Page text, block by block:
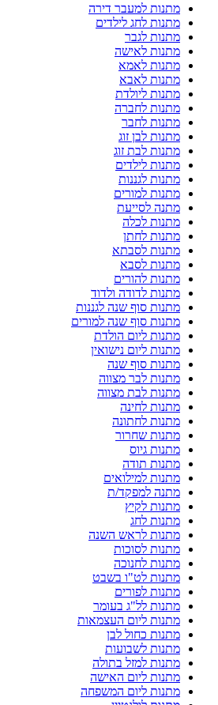
מתנות למעבר דירה
מתנות לחג לילדים
מתנות לגבר
מתנות לאישה
מתנות לאמא
מתנות לאבא
מתנות ליולדת
מתנות לחברה
מתנות לחבר
מתנות לבן זוג
מתנות לבת זוג
מתנות לילדים
מתנות לגננות
מתנות למורים
מתנה לסייעת
מתנות לכלה
מתנות לחתן
מתנות לסבתא
מתנות לסבא
מתנות להורים
מתנות לדודה ולדוד
מתנות סוף שנה לגננות
מתנות סוף שנה למורים
מתנות ליום הולדת
מתנות ליום נישואין
מתנות סוף שנה
מתנות לבר מצווה
מתנות לבת מצווה
מתנות לחינה
מתנות לחתונה
מתנות שחרור
מתנות גיוס
מתנות תודה
מתנות למילואים
מתנה למפקד/ת
מתנות לקיץ
מתנות לחג
מתנות לראש השנה
מתנות לסוכות
מתנות לחנוכה
מתנות לט"ו בשבט
מתנות לפורים
מתנות לל"ג בעומר
מתנות ליום העצמאות
מתנות כחול לבן
מתנות לשבועות
מתנות למזל בתולה
מתנות ליום האישה
מתנות ליום המשפחה